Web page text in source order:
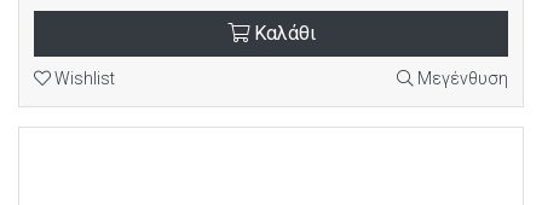
Καλάθι
Wishlist Μεγένθυση